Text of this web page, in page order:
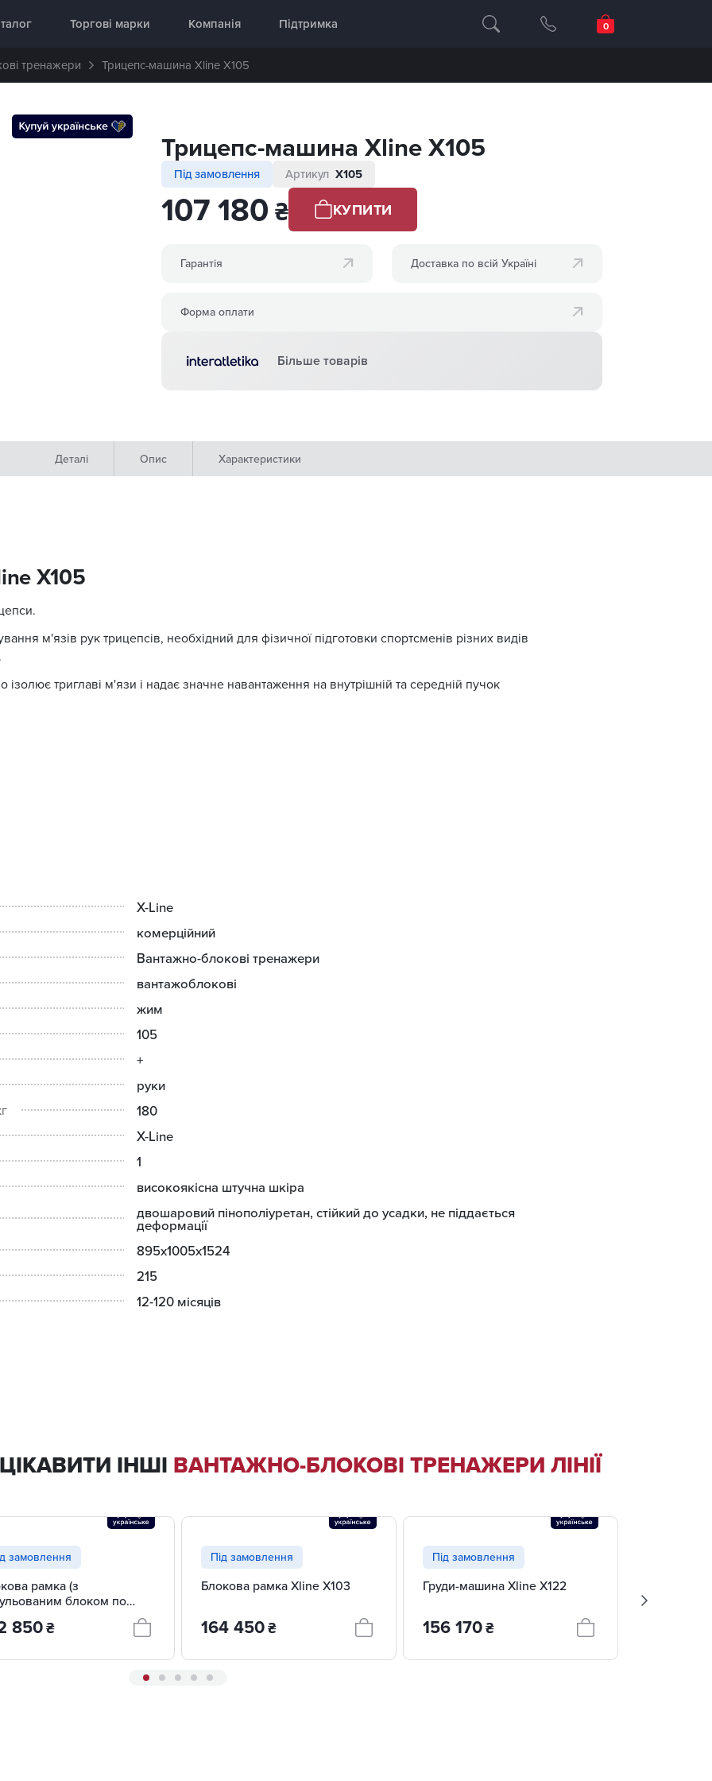
🥇 «InterAtletika»
Торгові марки Компанія Підтримка
тренажери Трицепс-машина Xline X105
Трицепс-машина Xline X105
Під замовлення Артикул X105
107 180 ₴ КУПИТИ
Гарантія Доставка по всій Україні
Форма оплати
Більше товарів
Деталі Опис Характеристики
X105
м'язів рук трицепсів, необхідний для фізичної підготовки спортсменів різних видів
триглаві м'язи і надає значне навантаження на внутрішній та середній пучок
напилення).
гарантія - 3 роки;
- 1 рік.
X-Line
комерційний
Вантажно-блокові тренажери
вантажоблокові
жим
105
+
руки
180
X-Line
1
високоякісна штучна шкіра
двошаровий пінополіуретан, стійкий до усадки, не піддається
деформації
895x1005x1524
215
12-120 місяців
ІНШІ ВАНТАЖНО-БЛОКОВІ ТРЕНАЖЕРИ ЛІНІЇ
замовлення
рамка (з
блоком по
850₴
Під замовлення
Блокова рамка Xline X103
164 450₴
Під замовлення
Груди-машина Xline X122
156 170₴